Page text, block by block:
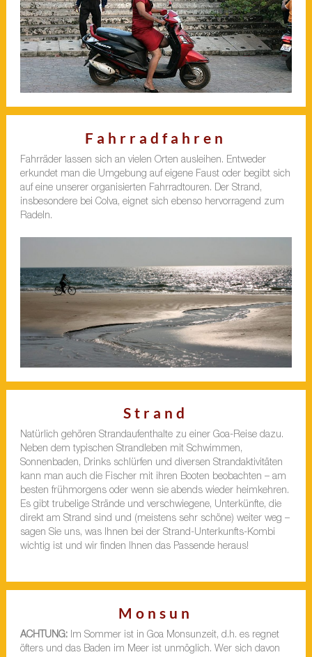
Fahrradfahren
Fahrräder lassen sich an vielen Orten ausleihen. Entweder
erkundet man die Umgebung auf eigene Faust oder begibt sich
auf eine unserer organisierten Fahrradtouren. Der Strand,
insbesondere bei Colva, eignet sich ebenso hervorragend zum
Radeln.
Strand
Natürlich gehören Strandaufenthalte zu einer Goa-Reise dazu.
Neben dem typischen Strandleben mit Schwimmen,
Sonnenbaden, Drinks schlürfen und diversen Strandaktivitäten
kann man auch die Fischer mit ihren Booten beobachten – am
besten frühmorgens oder wenn sie abends wieder heimkehren.
Es gibt trubelige Strände und verschwiegene, Unterkünfte, die
direkt am Strand sind und (meistens sehr schöne) weiter weg –
sagen Sie uns, was Ihnen bei der Strand-Unterkunfts-Kombi
wichtig ist und wir finden Ihnen das Passende heraus!
Monsun
ACHTUNG: Im Sommer ist in Goa Monsunzeit, d.h. es regnet
öfters und das Baden im Meer ist unmöglich. Wer sich davon